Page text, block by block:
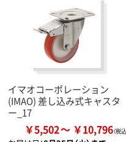
イマオコーポレーション
(IMAO) 差し込み式キャスタ
ー_17
￥5,502 ￥10,796